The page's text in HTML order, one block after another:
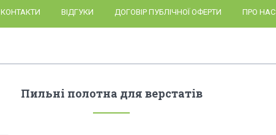
КОНТАКТИ ВІДГУКИ ДОГОВІР ПУБЛІЧНОЇ ОФЕРТИ ПРО НАС
Пильні полотна для верстатів